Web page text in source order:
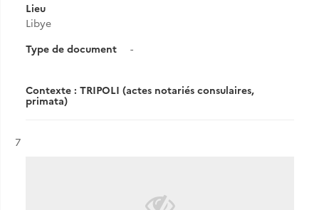
Lieu
Libye
Type de document
-
Contexte : TRIPOLI (actes notariés consulaires,
primata)
Résultat n°
7